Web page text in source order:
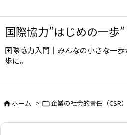
国際協力”はじめの一歩”
国際協力入門｜みんなの小さな一
歩に。
ホーム > 企業の社会的責任（CSR）